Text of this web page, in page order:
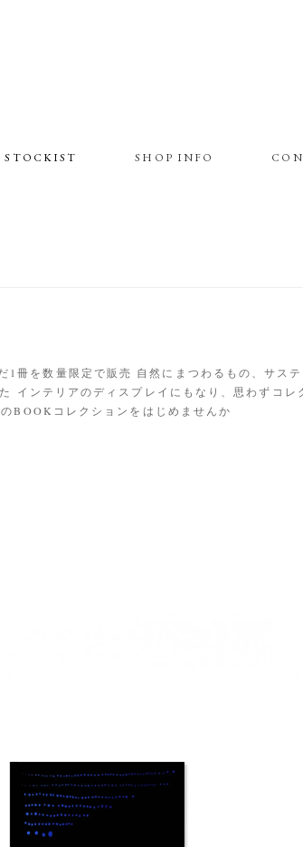
STOCKIST SHOP INFO
を数量限定で販売 自然にまつわるもの、サス
インテリアのディスプレイにもなり、思わずコ
BOOKコレクションをはじめませんか